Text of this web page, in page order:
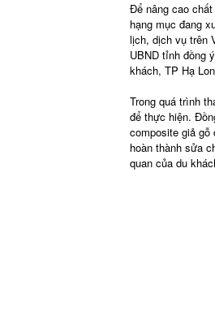
Để nâng cao
hạng mục đang
lịch, dịch vụ trên
UBND tỉnh đồng
khách, TP Hạ
Trong quá trình
để thực hiện.
composite giả gỗ
hoàn thành sửa
quan của du